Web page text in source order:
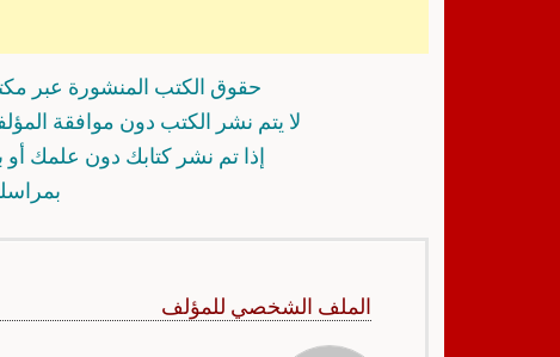
حقوق الكتب المنشورة عبر
لا يتم نشر الكتب دون موافقة
إذا تم نشر كتابك دون علمك أو
الملف الشخصي للمؤلف